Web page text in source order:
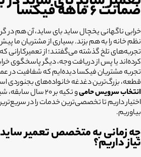
ضمانت ۶ ماهه فیکسا
خرابی ناگهانی یخچال ساید بای ساید، آن هم در
نظم خانه را به هم بزند. بسیاری از مشتریان ما
تجربه‌های تلخ گذشته می‌گفتند؛ از
کرده‌اند یا پس از دریافت وجه، دیگر پاسخگوی
تجربه مشتریان فیکسا دیده‌ایم که شفافیت در
قطعه، بزرگ‌ترین دغدغه خانواده‌های بجنوردی
انتخاب سرویس حامی
اختیار داریم تا تخصصی‌ترین خدمات را در
بیاوریم.
چه زمانی به متخصص تعمیر ساید
نیاز داریم؟